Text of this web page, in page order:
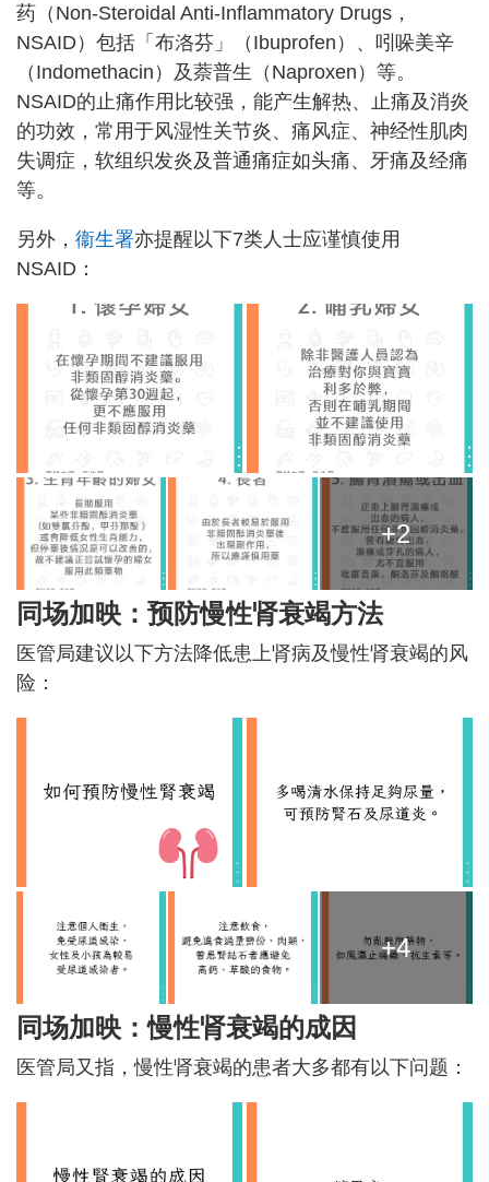
药（Non-Steroidal Anti-Inflammatory Drugs，
NSAID）包括「布洛芬」（Ibuprofen）、吲哚美辛
（Indomethacin）及萘普生（Naproxen）等。
NSAID的止痛作用比较强，能产生解热、止痛及消炎
的功效，常用于风湿性关节炎、痛风症、神经性肌肉
失调症，软组织发炎及普通痛症如头痛、牙痛及经痛
等。
另外， 衞生署亦提醒以下7类人士应谨慎使用
NSAID：
+2
同场加映：预防慢性肾衰竭方法
医管局建议以下方法降低患上肾病及慢性肾衰竭的风
险：
+4
同场加映：慢性肾衰竭的成因
医管局又指，慢性肾衰竭的患者大多都有以下问题：